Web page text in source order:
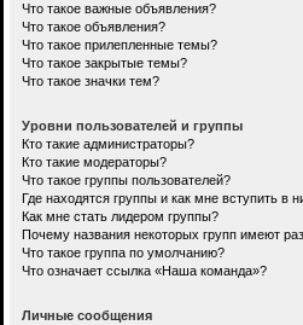
Что такое важные объявления?
Что такое объявления?
Что такое прилепленные темы?
Что такое закрытые темы?
Что такое значки тем?
Уровни пользователей и группы
Кто такие администраторы?
Кто такие модераторы?
Что такое группы пользователей?
Где находятся группы и как мне вступить в
Как мне стать лидером группы?
Почему названия некоторых групп имеют
Что такое группа по умолчанию?
Что означает ссылка «Наша команда»?
Личные сообщения